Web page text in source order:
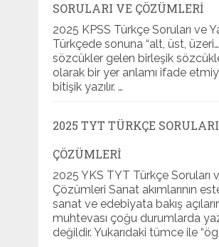
SORULARI VE ÇÖZÜMLERI
2025 KPSS Türkçe Soruları ve
Türkçede sonuna “alt, üst,
sözcükler gelen birleşik
olarak bir yer anlamı ifade
bitişik yazılır. …
2025 TYT TÜRKÇE
ÇÖZÜMLERI
2025 YKS TYT Türkçe Soruları
Çözümleri Sanat akımlarının
sanat ve edebiyata bakış
muhtevası çoğu durumlarda
değildir. Yukarıdaki tümce ile